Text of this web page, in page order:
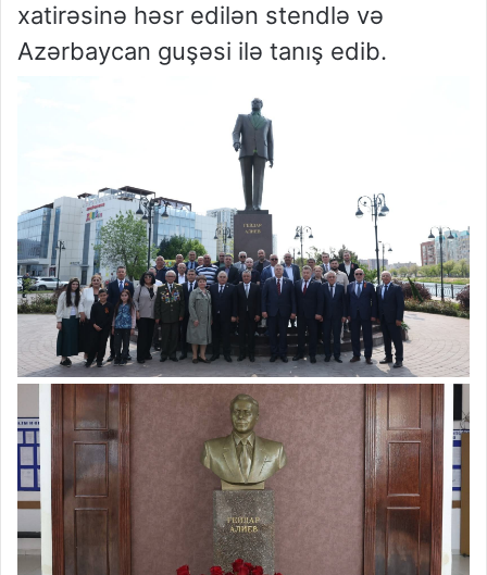
xatirəsinə həsr edilən stendlə və
Azərbaycan guşəsi ilə tanış edib.